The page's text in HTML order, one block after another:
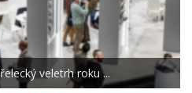
veletrh roku ...